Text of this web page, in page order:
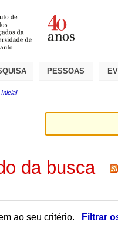
PESSOAS
da busca
ao seu critério.
Filtrar